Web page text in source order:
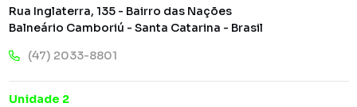
Rua Inglaterra, 135 - Bairro das Nações
Balneário Camboriú - Santa Catarina - Brasil
(47) 2033-8801
Unidade 2